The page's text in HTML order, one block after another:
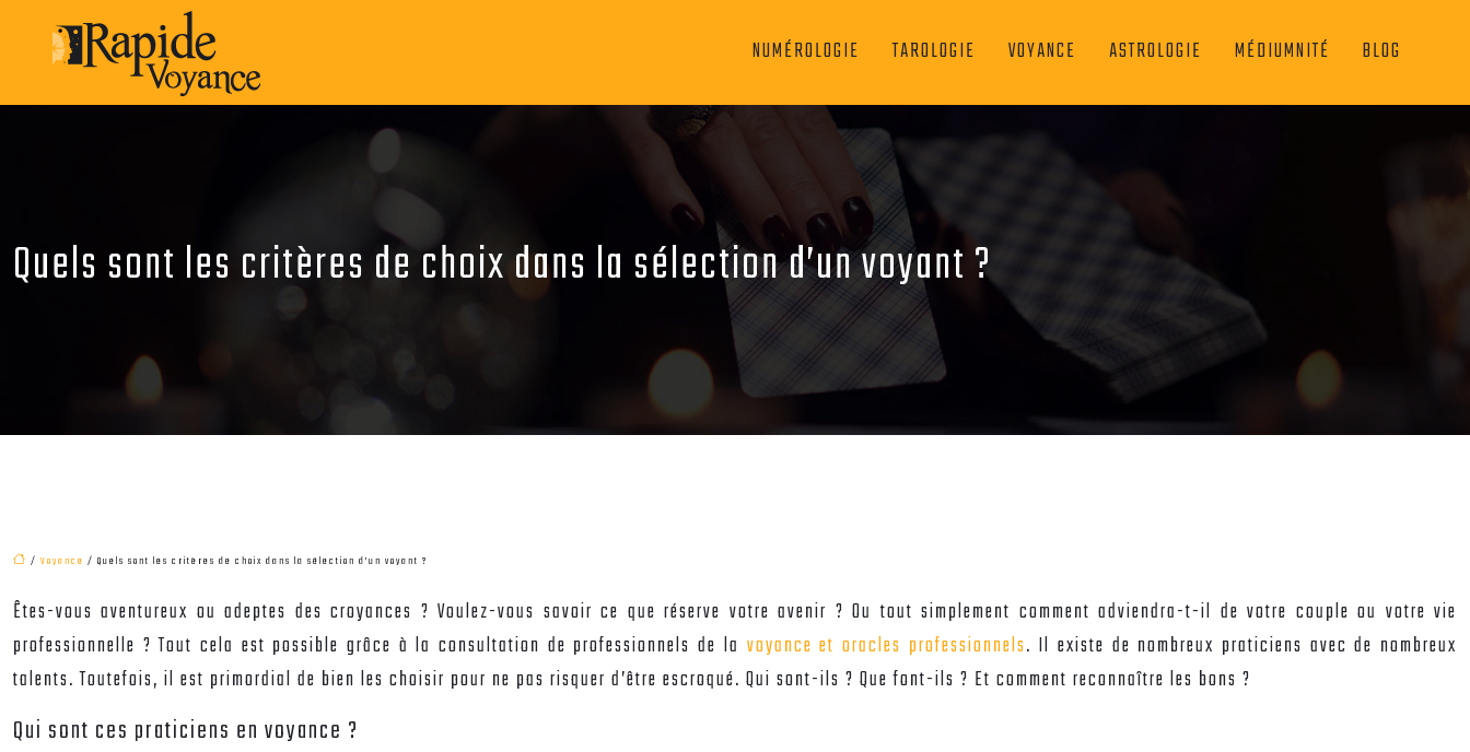
NUMÉROLOGIE TAROLOGIE VOYANCE ASTROLOGIE MÉDIUMNITÉ BLOG
Quels sont les critères de choix dans la sélection d’un voyant ?
/ Voyance / Quels sont les critères de choix dans la sélection d’un voyant ?
Êtes-vous aventureux ou adeptes des croyances ? Voulez-vous savoir ce que réserve votre avenir ? Ou tout simplement comment adviendra-t-il de votre couple ou votre vie
professionnelle ? Tout cela est possible grâce à la consultation de professionnels de la voyance et oracles professionnels. Il existe de nombreux praticiens avec de nombreux
talents. Toutefois, il est primordial de bien les choisir pour ne pas risquer d’être escroqué. Qui sont-ils ? Que font-ils ? Et comment reconnaître les bons ?
Qui sont ces praticiens en voyance ?